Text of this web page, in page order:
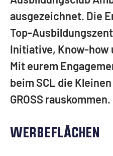
Helm komplett -
Helm seitlich -
Helm vorne -
Helm hinten -
ausgezeichnet. Die
Top-
Initiative, Know-how
Mit eurem
beim SCL die
GROSS rauskommen.
WERBEFLÄCHEN